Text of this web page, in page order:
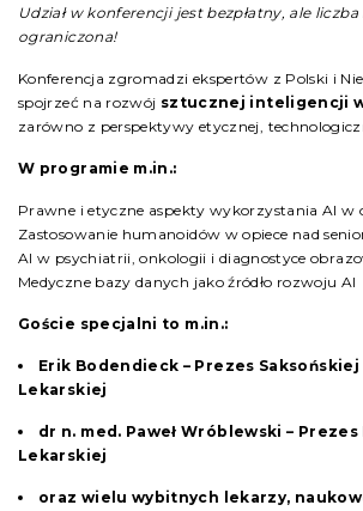
Udział w konferencji jest bezpłatny, ale
ograniczona!
Konferencja zgromadzi ekspertów z Polski i
spojrzeć na rozwój sztucznej inteligencji
zarówno z perspektywy etycznej,
W programie m.in.:
Prawne i etyczne aspekty wykorzystania AI w
Zastosowanie humanoidów w opiece nad
AI w psychiatrii, onkologii i diagnostyce
Medyczne bazy danych jako źródło rozwoju AI
Goście specjalni to m.in.:
Erik Bodendieck – Prezes
Lekarskiej
dr n. med. Paweł Wróblewski –
Lekarskiej
oraz wielu wybitnych lekarzy,